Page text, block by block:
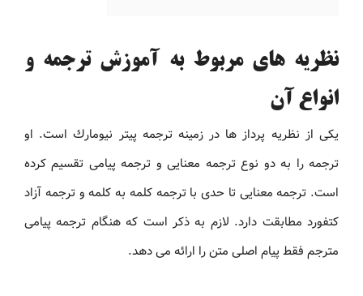
نظریه های مربوط به آموزش ترجمه و
انواع آن
یکی از نظریه پرداز ها در زمینه ترجمه پیتر نیومارك است. او
ترجمه را به دو نوع ترجمه معنایی و ترجمه پیامی تقسیم كرده
است. ترجمه معنایی تا حدی با ترجمه كلمه به كلمه و ترجمه آزاد
كتفورد مطابقت دارد. لازم به ذکر است که هنگام ترجمه پیامی
مترجم فقط پیام اصلی متن را ارائه می دهد.